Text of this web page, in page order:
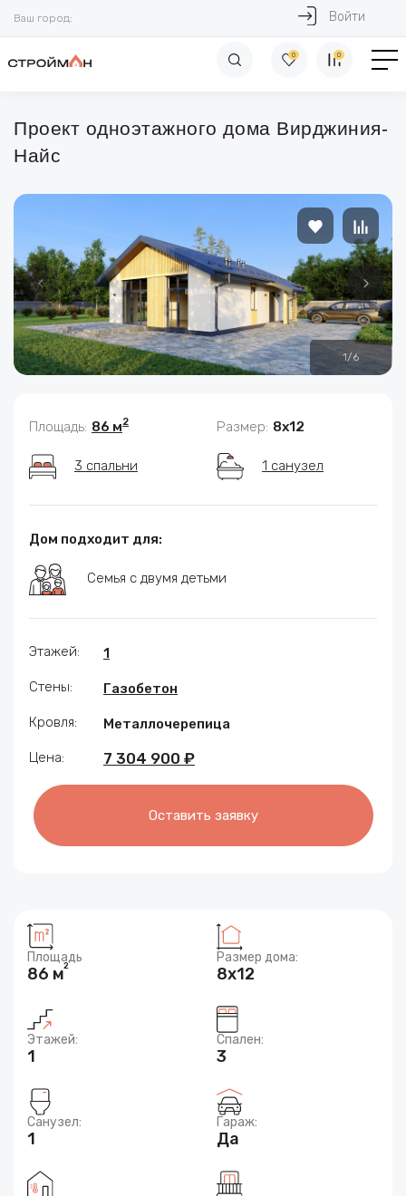
Ваш город: Войти
0 0
Проект одноэтажного дома Вирджиния-
Найс
1/6
Площадь: 86 м2 Размер: 8x12
3 спальни 1 санузел
Дом подходит для:
Семья с двумя детьми
Этажей: 1
Стены: Газобетон
Кровля: Металлочерепица
Цена: 7 304 900 ₽
Оставить заявку
Площадь
86 м2
Размер дома:
8x12
Этажей:
1
Спален:
3
Санузел:
1
Гараж:
Да